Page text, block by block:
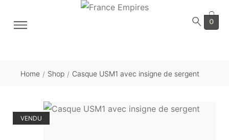
0
Home / Shop / Casque USM1 avec insigne de sergent
VENDU